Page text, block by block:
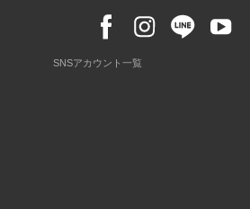
SNSアカウント一覧